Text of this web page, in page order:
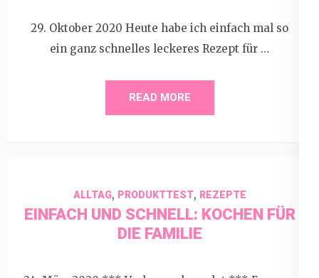
29. Oktober 2020 Heute habe ich einfach mal so
ein ganz schnelles leckeres Rezept für …
READ MORE
ALLTAG, PRODUKTTEST, REZEPTE
EINFACH UND SCHNELL: KOCHEN FÜR
DIE FAMILIE